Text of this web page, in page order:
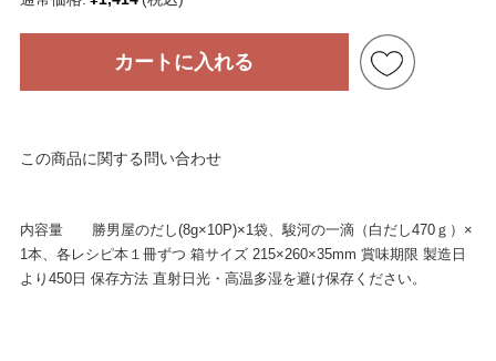
カートに入れる
この商品に関する問い合わせ
内容量 勝男屋のだし(8g×10P)×1袋、駿河の一滴（白だし470ｇ）×
1本、各レシピ本１冊ずつ 箱サイズ 215×260×35mm 賞味期限 製造日
より450日 保存方法 直射日光・高温多湿を避け保存ください。